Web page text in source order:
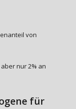
von
nur 2% an
für